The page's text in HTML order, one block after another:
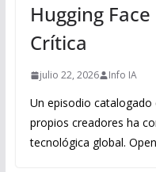
Hugging
Crítica
julio 22, 2026 Info IA
Un episodio catalogado
propios creadores ha
tecnológica global.